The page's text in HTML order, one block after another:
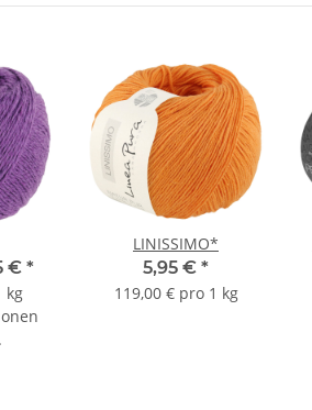
€ *
kg
LINISSIMO*
5,95 € *
119,00 € pro 1 kg